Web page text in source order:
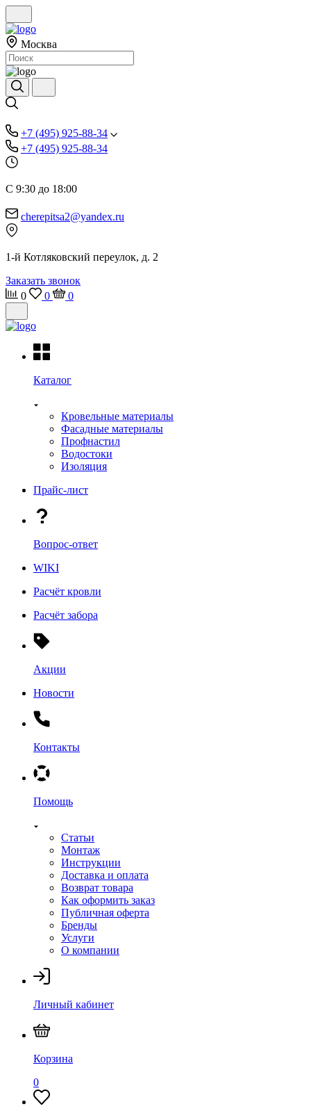
Москва
+7 (495) 925-88-34
+7 (495) 925-88-34
С 9:30 до 18:00
cherepitsa2@yandex.ru
1-й Котляковский переулок, д. 2
Заказать звонок
0
0 0
Каталог
Кровельные материалы
Фасадные материалы
Профнастил
Водостоки
Изоляция
Прайс-лист
Вопрос-ответ
WIKI
Расчёт кровли
Расчёт забора
Акции
Новости
Контакты
Помощь
Статьи
Монтаж
Инструкции
Доставка и оплата
Возврат товара
Как оформить заказ
Публичная оферта
Бренды
Услуги
О компании
Личный кабинет
Корзина
0